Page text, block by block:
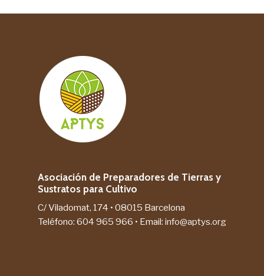
Asociación de Preparadores de Tierras y
Sustratos para Cultivo
C/ Viladomat, 174 • 08015 Barcelona
Teléfono: 604 965 966 • Email: info@aptys.org